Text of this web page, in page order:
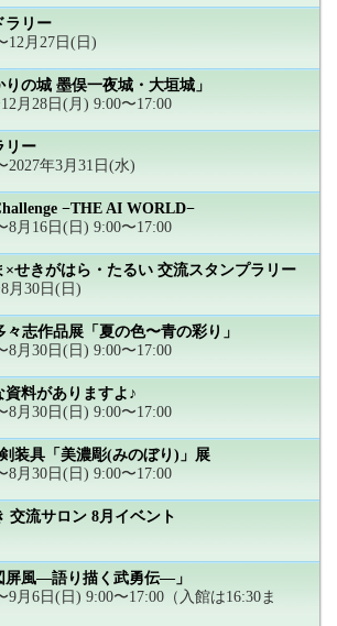
ラリー
12月27日(日)
の城 墨俣一夜城・大垣城」
月28日(月) 9:00〜17:00
リー
2027年3月31日(水)
−THE AI WORLD−
8月16日(日) 9:00〜17:00
×せきがはら・たるい 交流スタンプラリー
月30日(日)
志作品展「夏の色〜青の彩り」
8月30日(日) 9:00〜17:00
料がありますよ♪
8月30日(日) 9:00〜17:00
装具「美濃彫(みのぼり)」展
8月30日(日) 9:00〜17:00
交流サロン 8月イベント
屏風―語り描く武勇伝―」
9月6日(日) 9:00〜17:00（入館は16:30ま